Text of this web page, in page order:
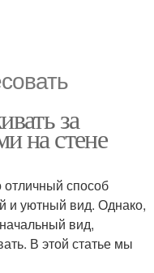
за
на стене
способ
и уютный вид. Однако,
вид,
В этой статье мы